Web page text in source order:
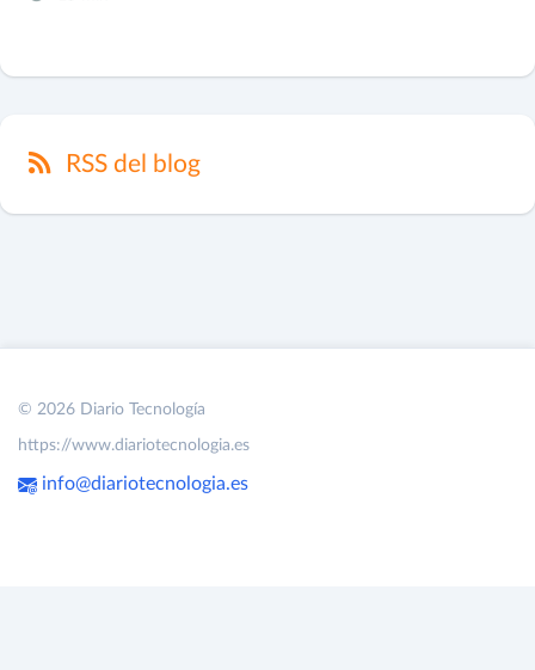
RSS del blog
© 2026 Diario Tecnología
https://www.diariotecnologia.es
info@diariotecnologia.es